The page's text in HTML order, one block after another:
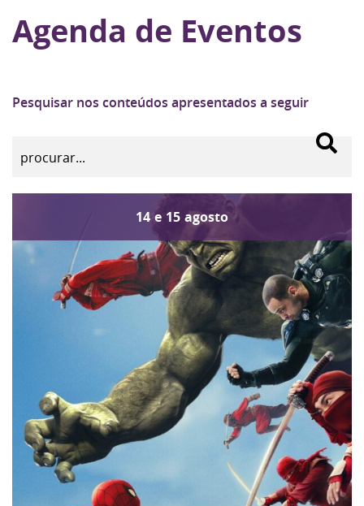
Agenda de Eventos
Pesquisar nos conteúdos apresentados a seguir
14 e 15 agosto